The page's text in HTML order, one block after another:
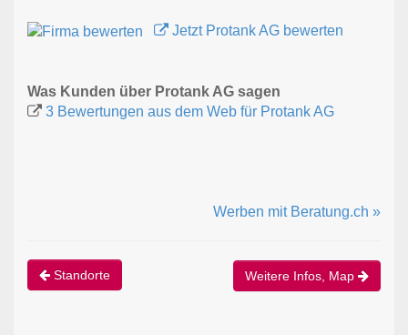
Jetzt Protank AG bewerten
Was Kunden über Protank AG sagen
3 Bewertungen aus dem Web für Protank AG
Werben mit Beratung.ch »
Standorte Weitere Infos, Map